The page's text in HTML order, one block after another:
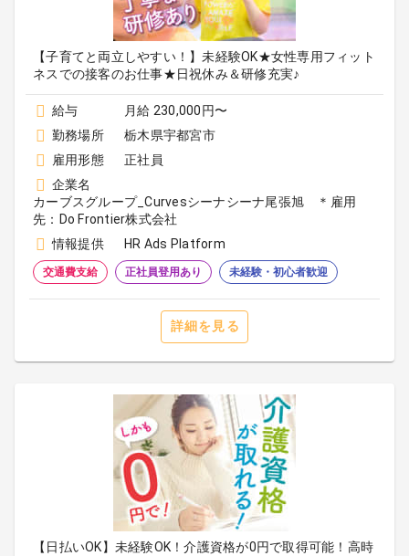
【子育てと両立しやすい！】未経験OK★女性専用フィット
ネスでの接客のお仕事★日祝休み＆研修充実♪
給与
月給 230,000円〜
勤務場所
栃木県宇都宮市
雇用形態
正社員
企業名
カーブスグループ_Curvesシーナシーナ尾張旭 ＊雇用
先：Do Frontier株式会社
情報提供
HR Ads Platform
交通費支給 正社員登用あり 未経験・初心者歓迎
詳細を見る
【日払いOK】未経験OK！介護資格が0円で取得可能！高時